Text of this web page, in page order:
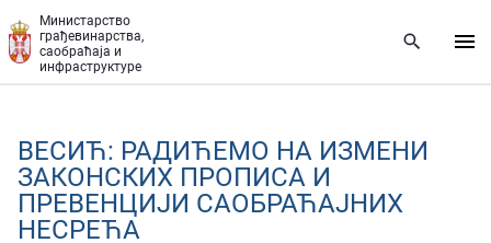
Министарство
грађевинарства,
саобраћаја и
инфраструктуре
ВЕСИЋ: РАДИЋЕМО НА ИЗМЕНИ
ЗАКОНСКИХ ПРОПИСА И
ПРЕВЕНЦИЈИ САОБРАЋАЈНИХ
НЕСРЕЋА